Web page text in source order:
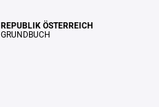
REPUBLIK ÖSTERREICH
GRUNDBUCH